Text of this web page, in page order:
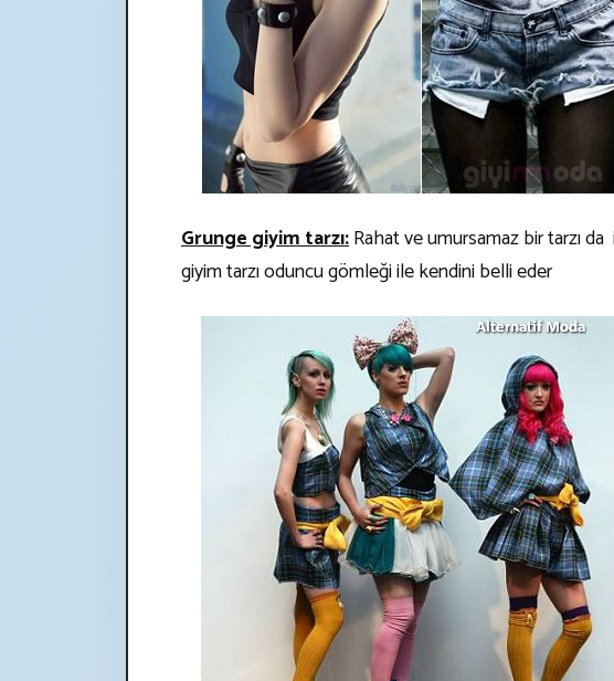
Grunge giyim tarzı:Rahat ve umursamaz bir tarzı
giyim tarzı oduncu gömleği ile kendini belli eder